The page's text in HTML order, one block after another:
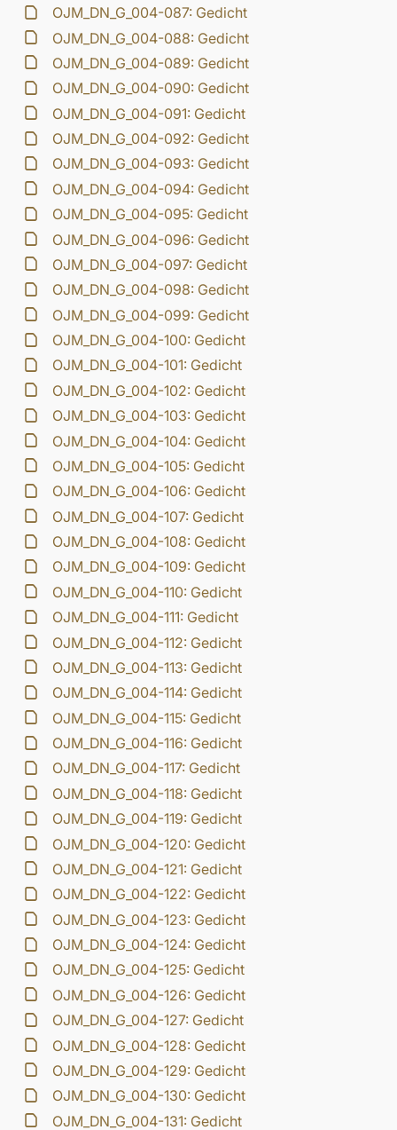
OJM_DN_G_004-087: Gedicht
OJM_DN_G_004-088: Gedicht
OJM_DN_G_004-089: Gedicht
OJM_DN_G_004-090: Gedicht
OJM_DN_G_004-091: Gedicht
OJM_DN_G_004-092: Gedicht
OJM_DN_G_004-093: Gedicht
OJM_DN_G_004-094: Gedicht
OJM_DN_G_004-095: Gedicht
OJM_DN_G_004-096: Gedicht
OJM_DN_G_004-097: Gedicht
OJM_DN_G_004-098: Gedicht
OJM_DN_G_004-099: Gedicht
OJM_DN_G_004-100: Gedicht
OJM_DN_G_004-101: Gedicht
OJM_DN_G_004-102: Gedicht
OJM_DN_G_004-103: Gedicht
OJM_DN_G_004-104: Gedicht
OJM_DN_G_004-105: Gedicht
OJM_DN_G_004-106: Gedicht
OJM_DN_G_004-107: Gedicht
OJM_DN_G_004-108: Gedicht
OJM_DN_G_004-109: Gedicht
OJM_DN_G_004-110: Gedicht
OJM_DN_G_004-111: Gedicht
OJM_DN_G_004-112: Gedicht
OJM_DN_G_004-113: Gedicht
OJM_DN_G_004-114: Gedicht
OJM_DN_G_004-115: Gedicht
OJM_DN_G_004-116: Gedicht
OJM_DN_G_004-117: Gedicht
OJM_DN_G_004-118: Gedicht
OJM_DN_G_004-119: Gedicht
OJM_DN_G_004-120: Gedicht
OJM_DN_G_004-121: Gedicht
OJM_DN_G_004-122: Gedicht
OJM_DN_G_004-123: Gedicht
OJM_DN_G_004-124: Gedicht
OJM_DN_G_004-125: Gedicht
OJM_DN_G_004-126: Gedicht
OJM_DN_G_004-127: Gedicht
OJM_DN_G_004-128: Gedicht
OJM_DN_G_004-129: Gedicht
OJM_DN_G_004-130: Gedicht
OJM_DN_G_004-131: Gedicht